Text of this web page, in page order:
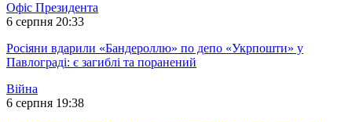
Офіс Президента
6 серпня 20:33
Росіяни вдарили «Бандероллю» по депо «Укрпошти» у
Павлограді: є загиблі та поранений
Війна
6 серпня 19:38